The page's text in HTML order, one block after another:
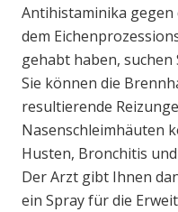
Antihistaminika gegen
dem
gehabt haben,
Sie können die
resultierende
Nasenschleimhäuten
Husten, Bronchitis
Der Arzt gibt Ihnen
ein Spray für die